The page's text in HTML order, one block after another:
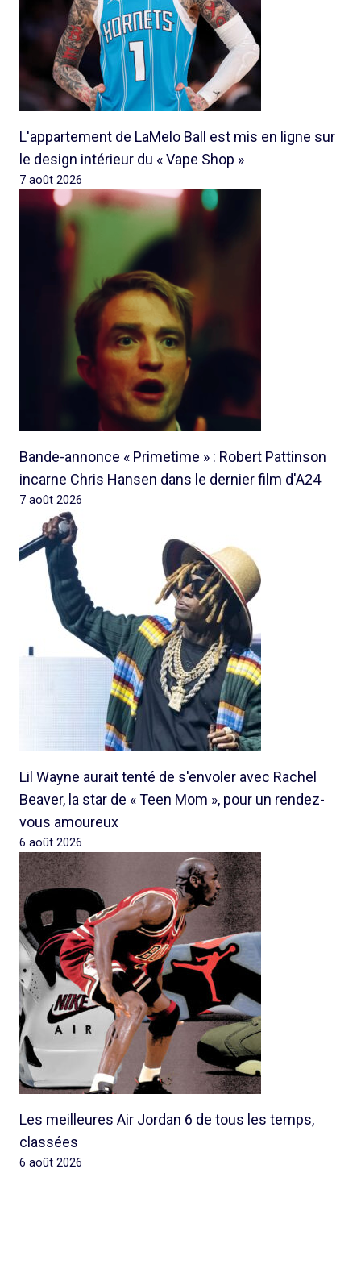
L'appartement de LaMelo Ball est mis en ligne sur
le design intérieur du « Vape Shop »
7 août 2026
Bande-annonce « Primetime » : Robert Pattinson
incarne Chris Hansen dans le dernier film d'A24
7 août 2026
Lil Wayne aurait tenté de s'envoler avec Rachel
Beaver, la star de « Teen Mom », pour un rendez-
vous amoureux
6 août 2026
Les meilleures Air Jordan 6 de tous les temps,
classées
6 août 2026